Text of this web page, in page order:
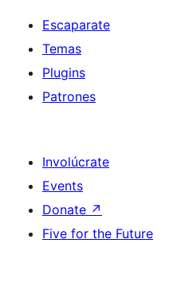
Escaparate
Temas
Plugins
Patrones
Involúcrate
Events
Donate ↗
Five for the Future